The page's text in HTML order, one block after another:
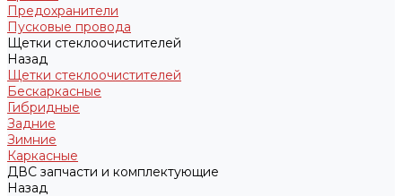
Предохранители
Пусковые провода
Щетки стеклоочистителей
Назад
Щетки стеклоочистителей
Бескаркасные
Гибридные
Задние
Зимние
Каркасные
ДВС запчасти и комплектующие
Назад